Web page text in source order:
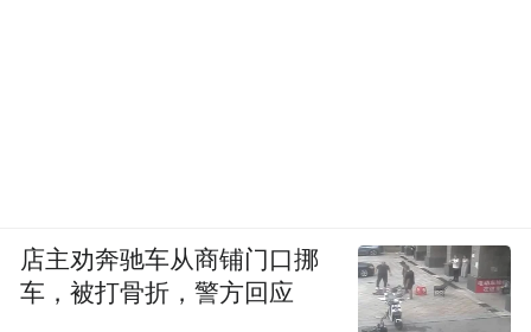
店主劝奔驰车从商铺门口挪
车，被打骨折，警方回应